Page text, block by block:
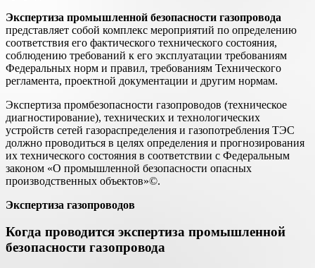
Экспертиза промышленной безопасности газопровода
представляет собой комплекс мероприятий по определению
соответствия его фактического технического состояния,
соблюдению требований к его эксплуатации требованиям
Федеральных норм и правил, требованиям Технического
регламента, проектной документации и другим нормам.
Экспертиза промбезопасности газопроводов (техническое
диагностирование), технических и технологических
устройств сетей газораспределения и газопотребления ТЭС
должно проводиться в целях определения и прогнозирования
их технического состояния в соответствии с Федеральным
законом «О промышленной безопасности опасных
производственных объектов»©.
Экспертиза газопроводов
Когда проводится экспертиза промышленной
безопасности газопровода